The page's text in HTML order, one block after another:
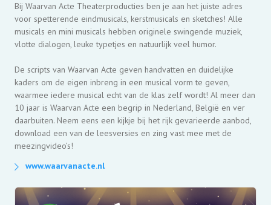
Bij Waarvan Acte Theaterproducties ben je aan het juiste adres
voor spetterende eindmusicals, kerstmusicals en sketches! Alle
musicals en mini musicals hebben originele swingende muziek,
vlotte dialogen, leuke typetjes en natuurlijk veel humor.
De scripts van Waarvan Acte geven handvatten en duidelijke
kaders om de eigen inbreng in een musical vorm te geven,
waarmee iedere musical echt van de klas zelf wordt! Al meer dan
10 jaar is Waarvan Acte een begrip in Nederland, België en ver
daarbuiten. Neem eens een kijkje bij het rijk gevarieerde aanbod,
download een van de leesversies en zing vast mee met de
meezingvideo’s!
www.waarvanacte.nl